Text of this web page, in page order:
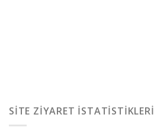
SITE ZIYARET İSTATISTIKLERI